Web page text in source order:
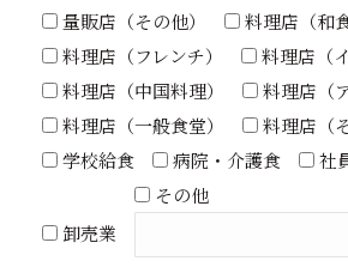
量販店（その他）
料理店（和食
料理店（フレンチ）
料理店（
料理店（中国料理）
料理店（
料理店（一般食堂）
料理店（
学校給食
病院・介護食 社
卸売業
その他